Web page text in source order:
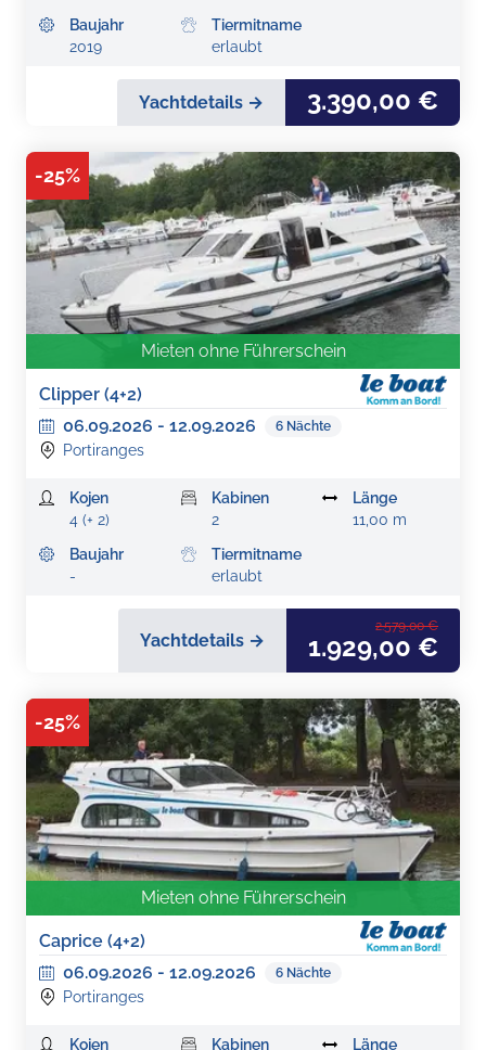
Baujahr
2019
Tiermitname
erlaubt
Yachtdetails → 3.390,00 €
-25%
Mieten ohne Führerschein
Clipper (4+2)
06.09.2026 - 12.09.2026 6 Nächte
Portiranges
Kojen
4 (+ 2)
Kabinen
2
Länge
11,00 m
Baujahr
-
Tiermitname
erlaubt
Yachtdetails →
2.579,00 €
1.929,00 €
-25%
Mieten ohne Führerschein
Caprice (4+2)
06.09.2026 - 12.09.2026 6 Nächte
Portiranges
Kojen Kabinen Länge